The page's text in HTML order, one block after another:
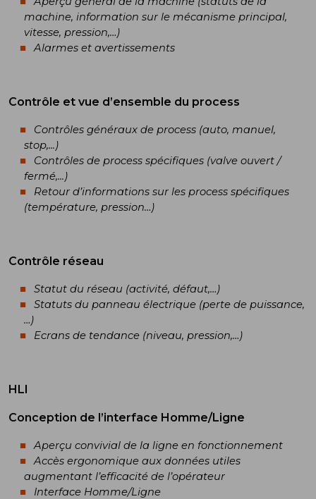
machine, information sur le mécanisme principal,
vitesse, pression,…)
Alarmes et avertissements
Contrôle et vue d’ensemble du process
Contrôles généraux de process (auto, manuel,
stop,...)
Contrôles de process spécifiques (valve ouvert /
fermé,...)
Retour d’informations sur les process spécifiques
(température, pression…)
Contrôle réseau
Statut du réseau (activité, défaut,…)
Statuts du panneau électrique (perte de puissance,
…)
Ecrans de tendance (niveau, pression,…)
HLI
Conception de l’interface Homme/Ligne
Aperçu convivial de la ligne en fonctionnement
Accès ergonomique aux données utiles
augmentant l’efficacité de l’opérateur
Interface Homme/Ligne